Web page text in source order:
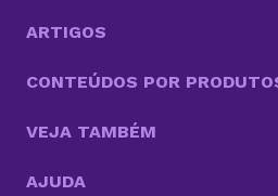
aproximar do...
ARTIGOS
CONTEÚDOS POR
VEJA TAMBÉM
AJUDA